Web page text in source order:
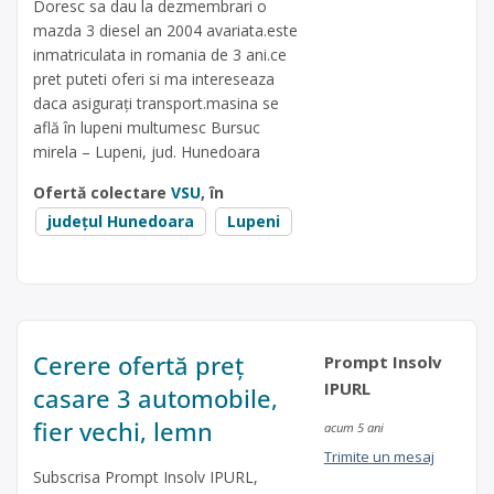
Doresc sa dau la dezmembrari o
mazda 3 diesel an 2004 avariata.este
inmatriculata in romania de 3 ani.ce
pret puteti oferi si ma intereseaza
daca asigurați transport.masina se
află în lupeni multumesc Bursuc
mirela – Lupeni, jud. Hunedoara
Ofertă colectare VSU, în
județul Hunedoara
Lupeni
Cerere ofertă preț
casare 3 automobile,
fier vechi, lemn
Subscrisa Prompt Insolv IPURL,
Prompt Insolv
IPURL
acum 5 ani
Trimite un mesaj